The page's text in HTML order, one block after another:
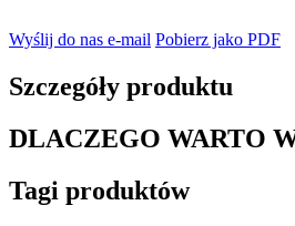
Wyślij do nas e-mail Pobierz jako PDF
Szczegóły produktu
DLACZEGO WARTO
Tagi produktów